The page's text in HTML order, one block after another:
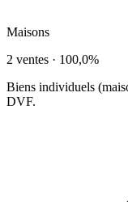
Maisons
2 ventes · 100,0%
Biens individuels
DVF.